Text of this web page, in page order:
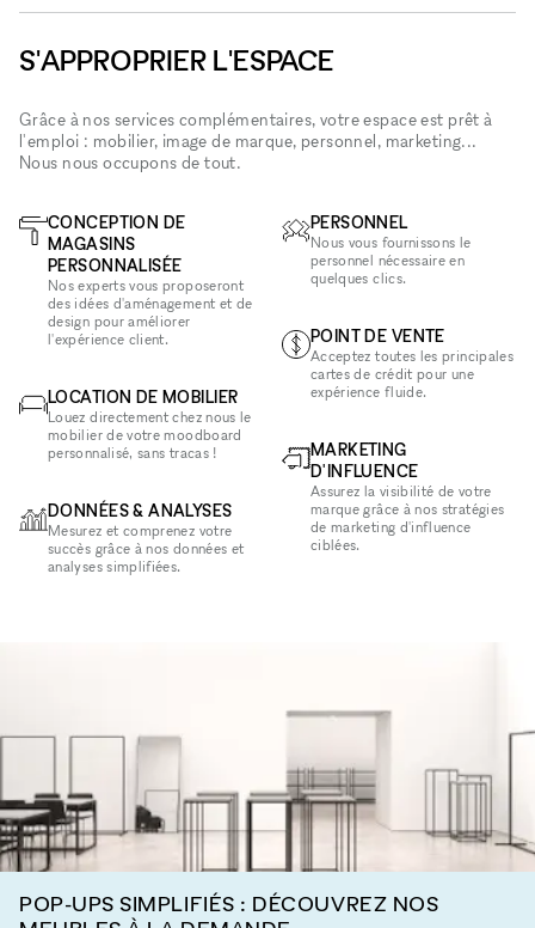
S'APPROPRIER L'ESPACE
Grâce à nos services complémentaires, votre espace est prêt à
l'emploi : mobilier, image de marque, personnel, marketing...
Nous nous occupons de tout.
CONCEPTION DE
MAGASINS
PERSONNALISÉE
Nos experts vous proposeront
des idées d'aménagement et de
design pour améliorer
l'expérience client.
LOCATION DE MOBILIER
Louez directement chez nous le
mobilier de votre moodboard
personnalisé, sans tracas !
DONNÉES & ANALYSES
Mesurez et comprenez votre
succès grâce à nos données et
analyses simplifiées.
PERSONNEL
Nous vous fournissons le
personnel nécessaire en
quelques clics.
POINT DE VENTE
Acceptez toutes les principales
cartes de crédit pour une
expérience fluide.
MARKETING
D'INFLUENCE
Assurez la visibilité de votre
marque grâce à nos stratégies
de marketing d'influence
ciblées.
POP-UPS SIMPLIFIÉS : DÉCOUVREZ NOS